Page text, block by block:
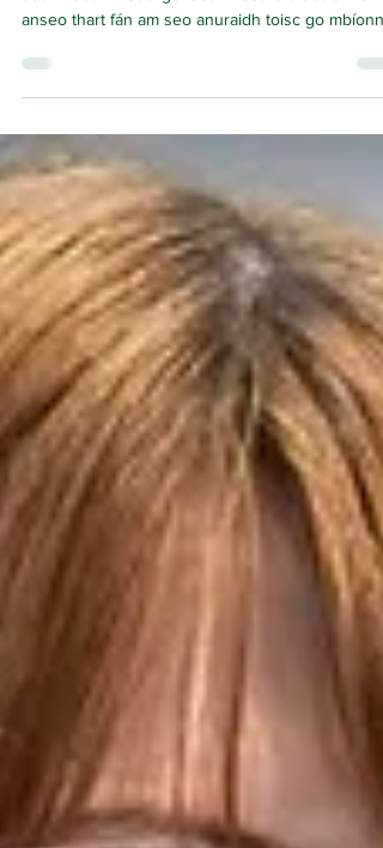
agus tiocfadh siad
‘MOl an óige agus tiocfadh siad,’ sin a deir an
seanfhocal i nGaeilge. Seanfhocal a d’úsáid mé
choinne Campa Samhraidh Chonradh na Gaeilge
Glaschú. Thig linn an seanfhocal sin a úsáid i
gcomhthéacs ar bith, is dócha, ach déarfainn go
bhfuil sé ríthábhachtach nuair a táthar ag caint
maidir le teanga, oidhreacht agus féiniúlacht.